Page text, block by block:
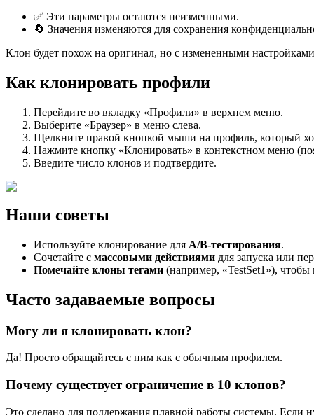
✅ Эти параметры остаются неизменными.
🔄 Значения изменяются для сохранения
Клон будет похож на оригинал, но с измененными
Как клонировать профили
Перейдите во вкладку «Профили» в верхнем меню.
Выберите «Браузер» в меню слева.
Щелкните правой кнопкой мыши на профиль, который
Нажмите кнопку «Клонировать» в контекстном меню
Введите число клонов и подтвердите.
Наши советы
Используйте клонирование для A/B-тестирования.
Сочетайте с массовыми действиями для запуска или
Помечайте клоны тегами (например, «TestSet1»), чтобы
Часто задаваемые вопросы
Могу ли я клонировать клон?
Да! Просто обращайтесь с ним как с обычным профилем.
Почему существует ограничение в 10 клонов?
Это сделано для поддержания плавной работы системы. Если